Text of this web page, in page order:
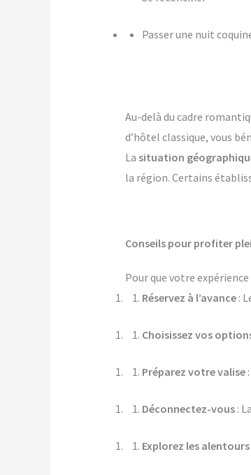
Passer une nuit
Au-delà du cadre
d’hôtel classique, vous
La situation
la région. Certains
Conseils pour profiter
Pour que votre
Réservez à l’avance:
Choisissez vos
Préparez votre valise:
Déconnectez-vous:
Explorez les alentours